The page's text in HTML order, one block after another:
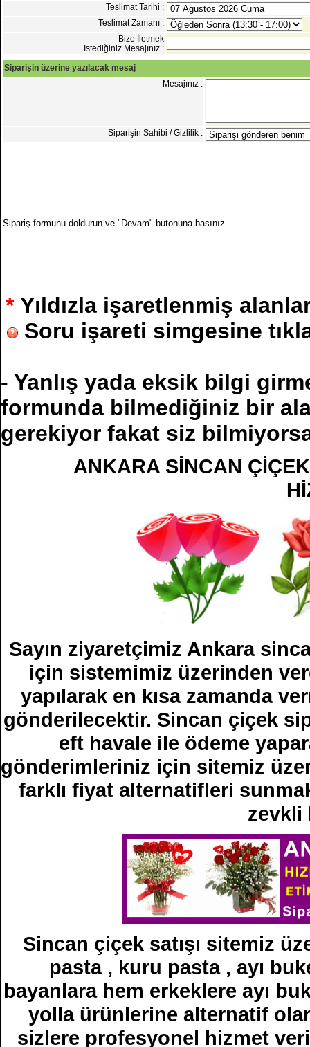
Teslimat Tarihi :
Teslimat Zamanı :
Bize İletmek
İstediğiniz Mesajınız :
Siparişin üzerine yazılacak mesaj
Mesajınız :
Siparişin Sahibi / Gizlilik :
Sipariş formunu doldurun ve "Devam" butonuna basınız.
* Yıldızla işaretlenmiş
Soru işareti simgesine
- Yanlış yada eksik bilgi
formunda bilmediğiniz bir
gerekiyor fakat siz
ANKARA SİNCAN
Sayın ziyaretçimiz Ankara
için sistemimiz üzerinden
yapılarak en kısa zamanda
gönderilecektir. Sincan çiçek
eft havale ile ödeme
gönderimleriniz için sitemiz
farklı fiyat alternatifleri
zevkli
Sincan çiçek satışı sitemiz
pasta , kuru pasta , ayı
bayanlara hem erkeklere ayı
yolla ürünlerine alternatif
sizlere profesyonel hizmet